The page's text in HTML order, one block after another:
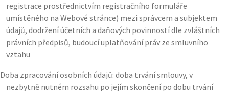
registrace prostřednictvím registračního formuláře
umístěného na Webové stránce) mezi správcem a subjektem
údajů, dodržení účetních a daňových povinností dle zvláštních
právních předpisů, budoucí uplatňování práv ze smluvního
vztahu
Doba zpracování osobních údajů: doba trvání smlouvy, v
nezbytně nutném rozsahu po jejím skončení po dobu trvání